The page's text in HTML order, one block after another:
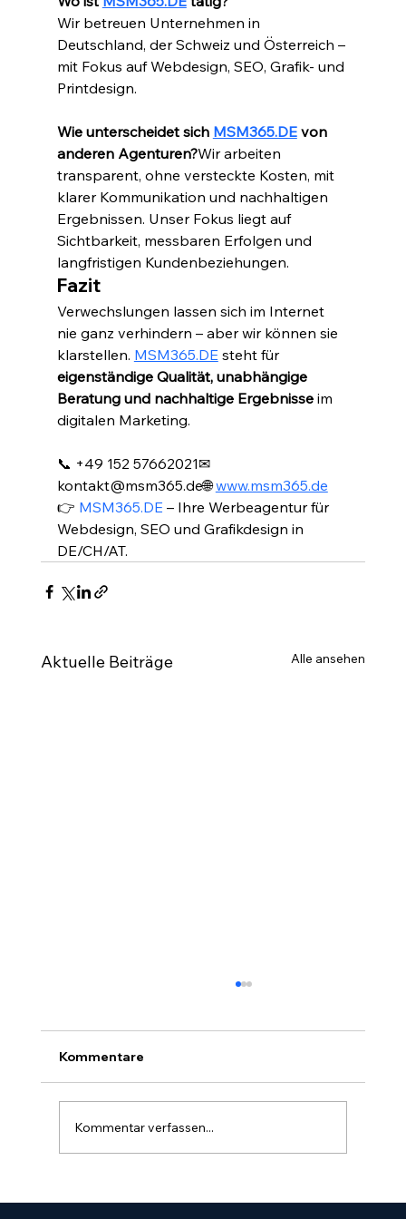
Wir betreuen Unternehmen in
Deutschland, der Schweiz und Österreich –
mit Fokus auf Webdesign, SEO, Grafik- und
Printdesign.
Wie unterscheidet sich MSM365.DE von
anderen Agenturen?Wir arbeiten
transparent, ohne versteckte Kosten, mit
klarer Kommunikation und nachhaltigen
Ergebnissen. Unser Fokus liegt auf
Sichtbarkeit, messbaren Erfolgen und
langfristigen Kundenbeziehungen.
Fazit
Verwechslungen lassen sich im Internet
nie ganz verhindern – aber wir können sie
klarstellen. MSM365.DE steht für
eigenständige Qualität, unabhängige
Beratung und nachhaltige Ergebnisse im
digitalen Marketing.
📞 +49 152 57662021✉
kontakt@msm365.de🌐 www.msm365.de
👉 MSM365.DE – Ihre Werbeagentur für
Webdesign, SEO und Grafikdesign in
DE/CH/AT.
Aktuelle Beiträge Alle ansehen
Kommentare
Kommentar verfassen...